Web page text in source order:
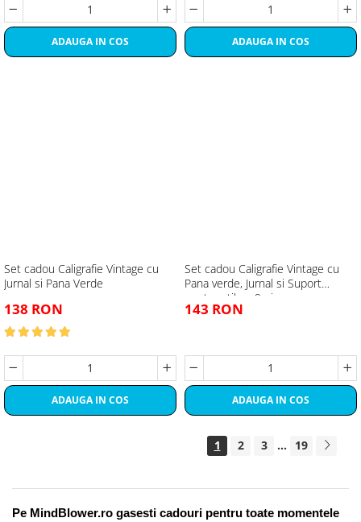
ADAUGA IN COS ADAUGA IN COS
Set cadou Caligrafie Vintage cu
Jurnal si Pana Verde
138 RON
ADAUGA IN COS
Set cadou Caligrafie Vintage cu
Pana verde, Jurnal si Suport
pentru stilou, 9 piese
143 RON
ADAUGA IN COS
1 2 3 ... 19
Pe MindBlower.ro gasesti cadouri pentru toate momentele